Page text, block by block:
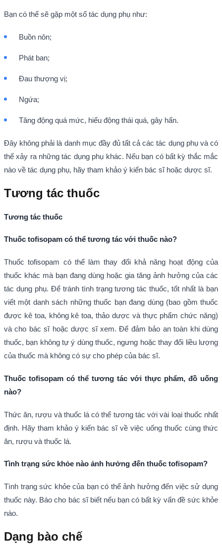
Bạn có thể sẽ gặp một số tác dụng phụ như:
Buồn nôn;
Phát ban;
Đau thượng vị;
Ngứa;
Tăng động quá mức, hiếu động thái quá, gây hấn.
Đây không phải là danh mục đầy đủ tất cả các tác dụng phụ và có
thể xảy ra những tác dụng phụ khác. Nếu bạn có bất kỳ thắc mắc
nào về tác dụng phụ, hãy tham khảo ý kiến bác sĩ hoặc dược sĩ.
Tương tác thuốc
Tương tác thuốc
Thuốc tofisopam có thể tương tác với thuốc nào?
Thuốc tofisopam có thể làm thay đổi khả năng hoạt động của
thuốc khác mà bạn đang dùng hoặc gia tăng ảnh hưởng của các
tác dụng phụ. Để tránh tình trạng tương tác thuốc, tốt nhất là bạn
viết một danh sách những thuốc bạn đang dùng (bao gồm thuốc
được kê toa, không kê toa, thảo dược và thực phẩm chức năng)
và cho bác sĩ hoặc dược sĩ xem. Để đảm bảo an toàn khi dùng
thuốc, bạn không tự ý dùng thuốc, ngưng hoặc thay đổi liều lượng
của thuốc mà không có sự cho phép của bác sĩ.
Thuốc tofisopam có thể tương tác với thực phẩm, đồ uống
nào?
Thức ăn, rượu và thuốc lá có thể tương tác với vài loại thuốc nhất
định. Hãy tham khảo ý kiến bác sĩ về việc uống thuốc cùng thức
ăn, rượu và thuốc lá.
Tình trạng sức khỏe nào ảnh hưởng đến thuốc tofisopam?
Tình trạng sức khỏe của bạn có thể ảnh hưởng đến việc sử dụng
thuốc này. Báo cho bác sĩ biết nếu bạn có bất kỳ vấn đề sức khỏe
nào.
Dạng bào chế